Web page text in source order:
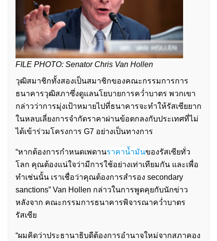
FILE PHOTO: Senator Chris Van Hollen
วุฒิสมาชิกทั้งสองเป็นสมาชิกของคณะกรรมการการ
ธนาคารวุฒิสภาซึ่งดูแลนโยบายการคว่ำบาตร พวกเขา
กล่าวว่าการมุ่งเป้าหมายไปที่ธนาคารจะทำให้รัสเซียยาก
ในหลบเลี่ยงการจำกัดราคาผ่านข้อตกลงกับประเทศที่ไม่
ได้เข้าร่วมโครงการ G7 อย่างเป็นทางการ
“หากต้องการกำหนดเพดานราคาน้ำมันของรัสเซียทั่ว
โลก คุณต้องแน่ใจว่ามีการใช้อย่างเท่าเทียมกัน และเพื่อ
ทำเช่นนั้น เราเชื่อว่าคุณต้องการสำรอง secondary
sanctions” Van Hollen กล่าวในการพูดคุยกับนักข่าว
หลังจาก คณะกรรมการธนาคารพิจารณาคว่ำบาตร
รัสเซีย
“ผมคิดว่าประธานาธิบดีต้องการอำนาจใหม่จากสภาคอง